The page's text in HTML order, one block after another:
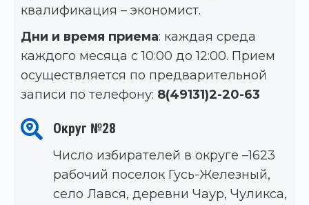
квалификация – экономист.
Дни и время приема: каждая среда
каждого месяца с 10:00 до 12:00. Прием
осуществляется по предварительной
записи по телефону: 8(49131)2-20-63
Округ №28
Число избирателей в округе –1623
рабочий поселок Гусь-Железный,
село Лався, деревни Чаур, Чуликса,